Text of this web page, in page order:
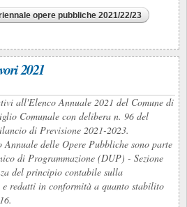
opere pubbliche 2021/22/23
2021
all'Elenco Annuale 2021 del Comune di
Comunale con delibera n. 96 del
di Previsione 2021-2023.
delle Opere Pubbliche sono parte
di Programmazione (DUP) - Sezione
del principio contabile sulla
redatti in conformità a quanto stabilito